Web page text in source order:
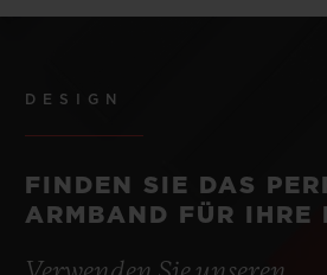
DESIGN
FINDEN SIE DAS
ARMBAND FÜR IHRE